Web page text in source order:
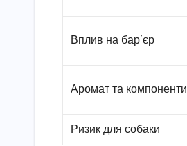
Вплив на бар’єр
Аромат та компоненти
Ризик для собаки